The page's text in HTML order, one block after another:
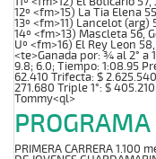
12º <fm>15) La Tia Elena
13º <fm>11) Lancelot
14º <fm>13) Mascleta 56,
Uº <fm>16) El Rey Leon
<te>Ganada por: ¾ al 2° a
9.8; 6.0; Tiempo: 1:08.95
62.410 Trifecta: $
271.680 Triple 1°: $
Tommy<ql>
PRIMERA CARRERA 1.100